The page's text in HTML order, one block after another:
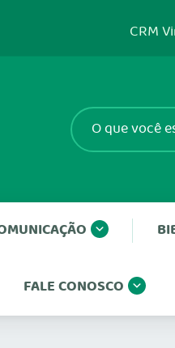
CRM
FALE CONOSCO